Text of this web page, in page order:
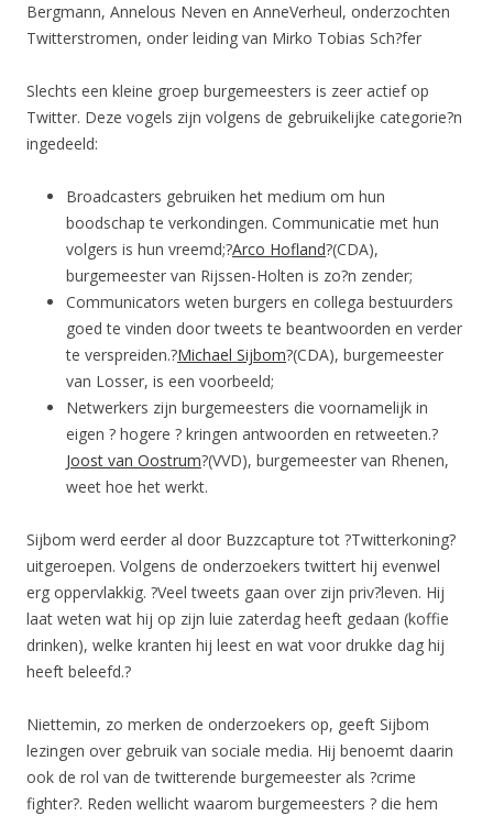
Bergmann, Annelous Neven en AnneVerheul, onderzochten
Twitterstromen, onder leiding van Mirko Tobias Sch?fer
Slechts een kleine groep burgemeesters is zeer actief op
Twitter. Deze vogels zijn volgens de gebruikelijke categorie?n
ingedeeld:
Broadcasters gebruiken het medium om hun
boodschap te verkondingen. Communicatie met hun
volgers is hun vreemd;?Arco Hofland?(CDA),
burgemeester van Rijssen-Holten is zo?n zender;
Communicators weten burgers en collega bestuurders
goed te vinden door tweets te beantwoorden en verder
te verspreiden.?Michael Sijbom?(CDA), burgemeester
van Losser, is een voorbeeld;
Netwerkers zijn burgemeesters die voornamelijk in
eigen ? hogere ? kringen antwoorden en retweeten.?
Joost van Oostrum?(VVD), burgemeester van Rhenen,
weet hoe het werkt.
Sijbom werd eerder al door Buzzcapture tot ?Twitterkoning?
uitgeroepen. Volgens de onderzoekers twittert hij evenwel
erg oppervlakkig. ?Veel tweets gaan over zijn priv?leven. Hij
laat weten wat hij op zijn luie zaterdag heeft gedaan (koffie
drinken), welke kranten hij leest en wat voor drukke dag hij
heeft beleefd.?
Niettemin, zo merken de onderzoekers op, geeft Sijbom
lezingen over gebruik van sociale media. Hij benoemt daarin
ook de rol van de twitterende burgemeester als ?crime
fighter?. Reden wellicht waarom burgemeesters ? die hem